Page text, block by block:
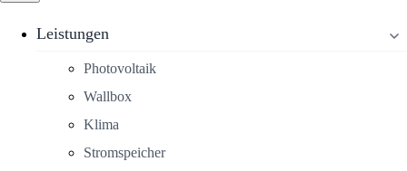
Leistungen
Photovoltaik
Wallbox
Klima
Stromspeicher